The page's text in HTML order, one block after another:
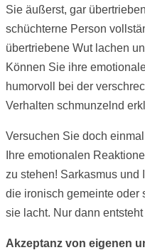
Sie äußerst, gar
schüchterne Person
übertriebene Wut lachen
Können Sie ihre
humorvoll bei der
Verhalten schmunzelnd
Versuchen Sie doch
Ihre emotionalen
zu stehen! Sarkasmus und
die ironisch gemeinte oder
sie lacht. Nur dann
Akzeptanz von eigenen